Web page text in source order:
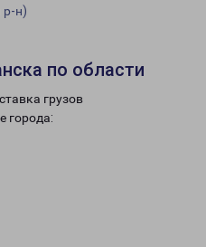
р-н)
по области
грузов
города: